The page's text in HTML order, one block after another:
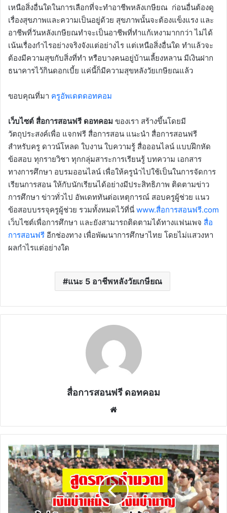
เหนือสิ่งอื่นใดในการเลือกที่จะทำอาชีพหลังเกษียณ ก่อนอื่นต้องดู
เรื่องสุขภาพและความเป็นอยู่ด้วย สุขภาพนั้นจะต้องแข็งแรง และ
อาชีพที่วันหลังเกษียณทำจะเป็นอาชีพที่ทำแก้เหงามากกว่า ไม่ได้
เน้นเรื่องกำไรอย่างจริงจังแต่อย่างไร แต่เหนือสิ่งอื่นใด ทำแล้วจะ
ต้องมีความสุขกับสิ่งที่ทำ หรือบางคนอยู่บ้านเลี้ยงหลาน มีเงินฝาก
ธนาคารไว้กินดอกเบี้ย แค่นี้ก็มีความสุขหลังวัยเกษียณแล้ว
ขอบคุณที่มา ครูอัพเดตดอทคอม
เว็บไซต์ สื่อการสอนฟรี ดอทคอม ของเรา สร้างขึ้นโดยมี
วัตถุประสงค์เพื่อ แจกฟรี สื่อการสอน แนะนำ สื่อการสอนฟรี
สำหรับครู ดาวน์โหลด ใบงาน ใบความรู้ สื่อออนไลน์ แบบฝึกหัด
ข้อสอบ ทุกรายวิชา ทุกกลุ่มสาระการเรียนรู้ บทความ เอกสาร
ทางการศึกษา อบรมออนไลน์ เพื่อให้ครูนำไปใช้เป็นในการจัดการ
เรียนการสอน ให้กับนักเรียนได้อย่างมีประสิทธิภาพ ติดตามข่าว
การศึกษา ข่าวทั่วไป อัพเดททันต่อเหตุการณ์ สอบครูผู้ช่วย แนว
ข้อสอบบรรจุครูผู้ช่วย รวมทั้งหมดไว้ที่นี่ www.สื่อการสอนฟรี.com
เว็บไซต์เพื่อการศึกษา และยังสามารถติดตามได้ทางแฟนเพจ สื่อ
การสอนฟรี อีกช่องทาง เพื่อพัฒนาการศึกษาไทย โดยไม่แสวงหา
ผลกำไรแต่อย่างใด
แนะ 5 อาชีพหลังวัยเกษียณ
สื่อการสอนฟรี ดอทคอม
สูตร
การ
คำนวณ
เงิน
บำเหน็จ